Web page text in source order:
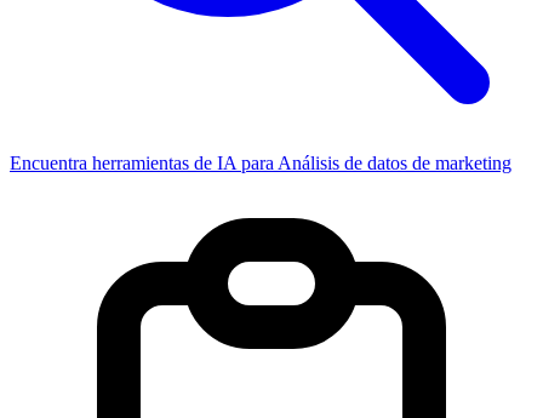
Encuentra herramientas de IA para Análisis de datos de marketing